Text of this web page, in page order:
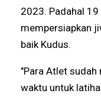
2023. Padahal
mempersiapkan
baik Kudus.
"Para Atlet sudah
waktu untuk